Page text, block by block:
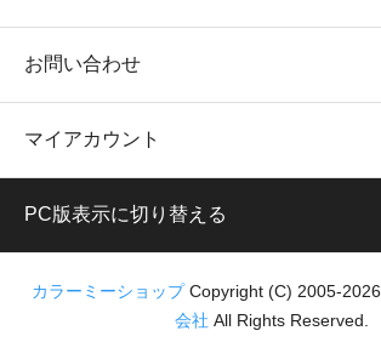
お問い合わせ
マイアカウント
PC版表示に切り替える
カラーミーショップCopyright (C) 2005-2026
会社 All Rights Reserved.